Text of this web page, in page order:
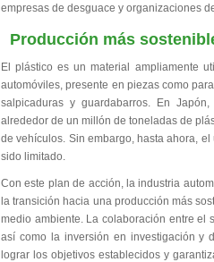
empresas de desguace y organizaciones
Producción más
El plástico es un material ampliamente
automóviles, presente en piezas como
salpicaduras y guardabarros. En
alrededor de un millón de toneladas de
de vehículos. Sin embargo, hasta ahora,
sido limitado.
Con este plan de acción, la industria
la transición hacia una producción más
medio ambiente. La colaboración entre el
así como la inversión en investigación y
lograr los objetivos establecidos y